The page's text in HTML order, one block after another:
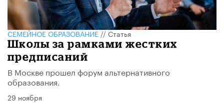
СЕМЕЙНОЕ ОБРАЗОВАНИЕ//Статья
Школы за рамками жестких
предписаний
В Москве прошел форум альтернативного
образования.
29 ноября